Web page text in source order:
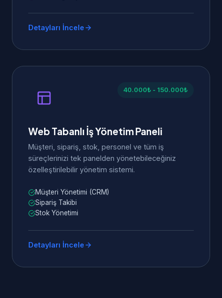
Detayları İncele
40.000₺ - 150.000₺
Web Tabanlı İş Yönetim Paneli
Müşteri, sipariş, stok, personel ve tüm iş
süreçlerinizi tek panelden yönetebileceğiniz
özelleştirilebilir yönetim sistemi.
Müşteri Yönetimi (CRM)
Sipariş Takibi
Stok Yönetimi
Detayları İncele